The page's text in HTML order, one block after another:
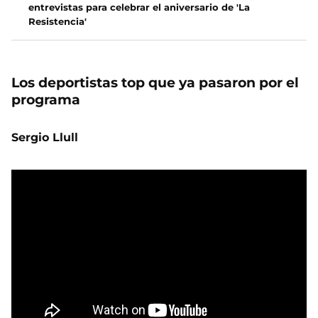
entrevistas para celebrar el aniversario de 'La
Resistencia'
Los deportistas top que ya pasaron por el
programa
Sergio Llull